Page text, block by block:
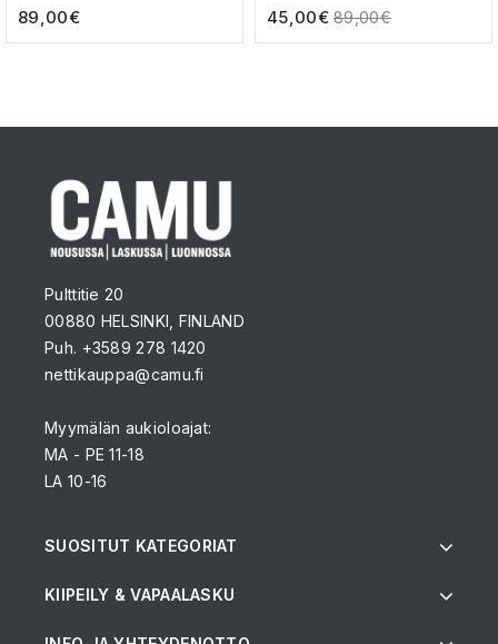
89,00€ 45,00€ 89,00€
Pulttitie 20
00880 HELSINKI, FINLAND
Puh. +3589 278 1420
nettikauppa@camu.fi
Myymälän aukioloajat:
MA - PE 11-18
LA 10-16
SUOSITUT KATEGORIAT
KIIPEILY & VAPAALASKU